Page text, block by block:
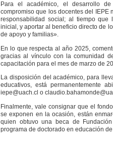
Para el académico, el desarrollo
compromiso que los docentes del
responsabilidad social; al tiempo
inicial, y aportar al beneficio directo de
de apoyo y familias».
En lo que respecta al año 2025,
gracias al vínculo con la comunidad
capacitación para el mes de marzo de
La disposición del académico, para
educativos, está permanentemente
iepe@uach.cl o
Finalmente, vale consignar que el
se exponen en la ocasión, están
quien obtuvo una beca de
programa de doctorado en educación